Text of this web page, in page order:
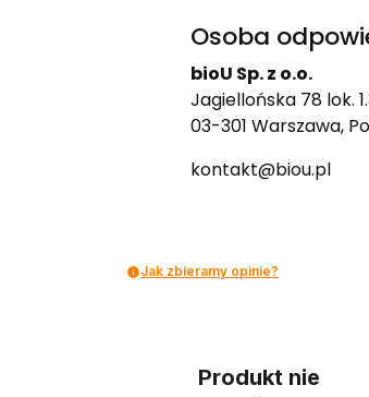
Osoba
bioU Sp. z o.o.
Jagiellońska 78 lok.
03-301 Warszawa,
kontakt@biou.pl
Jak zbieramy opinie?
Produkt nie